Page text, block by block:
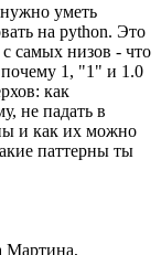
уметь
на python. Это
самых низов - что
почему 1, "1" и 1.0
как
не падать в
и как их можно
паттерны ты
Мартина,